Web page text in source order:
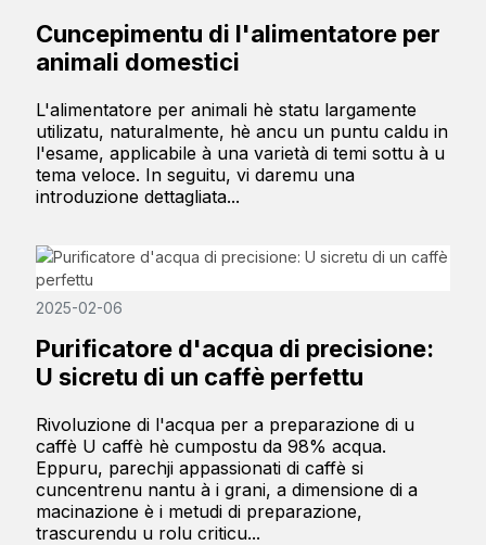
Cuncepimentu di l'alimentatore per
animali domestici
L'alimentatore per animali hè statu largamente
utilizatu, naturalmente, hè ancu un puntu caldu in
l'esame, applicabile à una varietà di temi sottu à u
tema veloce. In seguitu, vi daremu una
introduzione dettagliata...
2025-02-06
Purificatore d'acqua di precisione:
U sicretu di un caffè perfettu
Rivoluzione di l'acqua per a preparazione di u
caffè U caffè hè cumpostu da 98% acqua.
Eppuru, parechji appassionati di caffè si
cuncentrenu nantu à i grani, a dimensione di a
macinazione è i metudi di preparazione,
trascurendu u rolu criticu...